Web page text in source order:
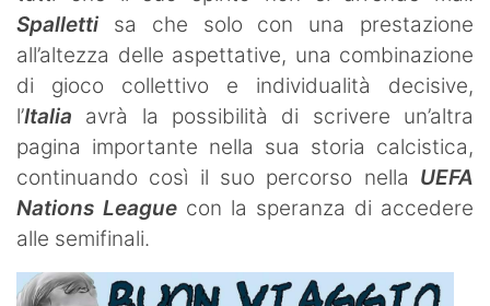
Spalletti sa che solo con una prestazione
all’altezza delle aspettative, una combinazione
di gioco collettivo e individualità decisive,
l’Italia avrà la possibilità di scrivere un’altra
pagina importante nella sua storia calcistica,
continuando così il suo percorso nella UEFA
Nations League con la speranza di accedere
alle semifinali.